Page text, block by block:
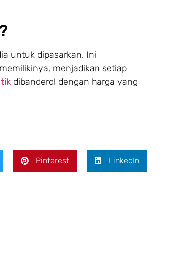
untuk dipasarkan. Ini
menjadikan setiap
dibanderol dengan harga yang
Pinterest LinkedIn